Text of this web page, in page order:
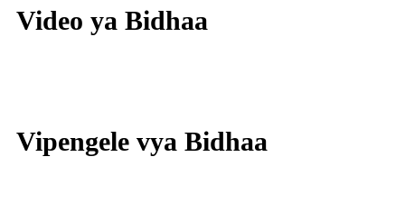
Video ya Bidhaa
Vipengele vya Bidhaa